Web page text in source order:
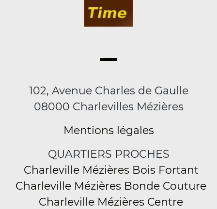
102, Avenue Charles de Gaulle
08000 Charlevilles Mézières
Mentions légales
QUARTIERS PROCHES
Charleville Mézières Bois Fortant
Charleville Mézières Bonde Couture
Charleville Mézières Centre